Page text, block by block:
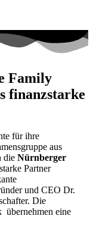
Family
finanzstarke
für ihre
aus
die Nürnberger
Partner
und CEO Dr.
Die
übernehmen eine